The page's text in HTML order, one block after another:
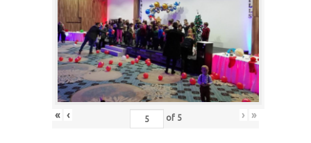
« ‹ of 5 › »